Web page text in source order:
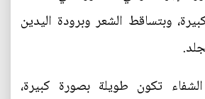
وبتساقط الشعر وبرودة اليدين
تكون طويلة بصورة كبيرة،